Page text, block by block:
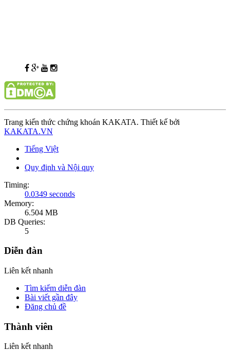
Trang kiến thức chứng khoán KAKATA. Thiết kế bởi
KAKATA.VN
Tiếng Việt
Quy định và Nội quy
Timing:
0.0349 seconds
Memory:
6.504 MB
DB Queries:
5
Diễn đàn
Liên kết nhanh
Tìm kiếm diễn đàn
Bài viết gần đây
Đăng chủ đề
Thành viên
Liên kết nhanh